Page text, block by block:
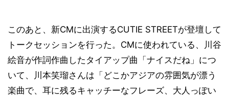
このあと、新CMに出演するCUTIE STREETが登壇して
トークセッションを行った。CMに使われている、川谷
絵音が作詞作曲したタイアップ曲「ナイスだね」につ
いて、川本笑瑠さんは「どこかアジアの雰囲気が漂う
楽曲で、耳に残るキャッチーなフレーズ、大人っぽい